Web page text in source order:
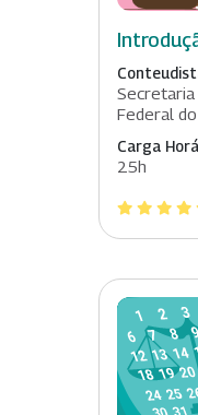
Secretaria
Federal
Carga
25h